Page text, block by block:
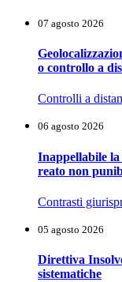
07 agosto 2026
o controllo a
Controlli a
06 agosto 2026
Inappellabile
reato non
Contrasti
05 agosto 2026
Direttiva
sistematiche